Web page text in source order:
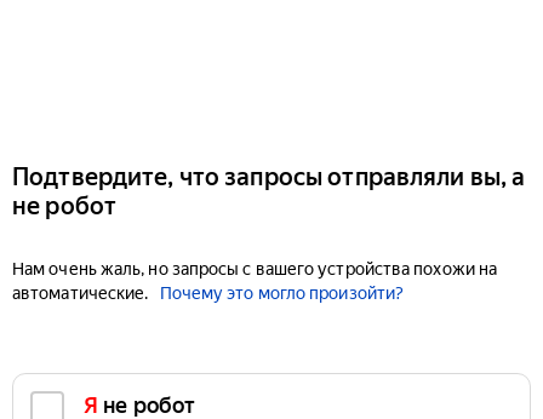
Подтвердите, что запросы отправляли вы, а
не робот
Нам очень жаль, но запросы с вашего устройства похожи на
автоматические.
Почему это могло произойти?
Я не робот